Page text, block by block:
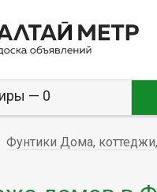
— 0
Фунтики Дома,